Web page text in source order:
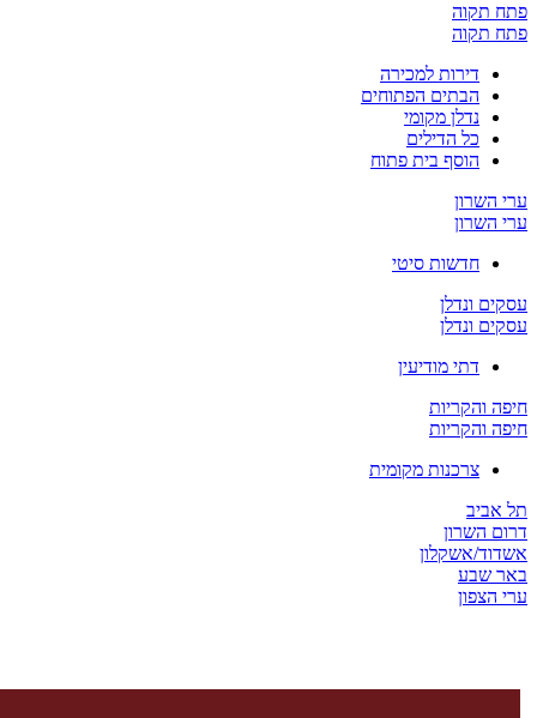
תקוה
תקוה
דירות למכירה
הבתים הפתוחים
נדלן מקומי
כל הדילים
הוסף בית פתוח
השרון
השרון
חדשות סיטי
ונדלן
ונדלן
דתי מודיעין
והקריות
והקריות
צרכנות מקומית
אביב
השרון
אשקלון
שבע
הצפון